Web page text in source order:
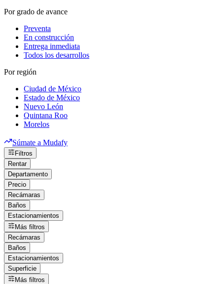
Por grado de avance
Preventa
En construcción
Entrega inmediata
Todos los desarrollos
Por región
Ciudad de México
Estado de México
Nuevo León
Quintana Roo
Morelos
Súmate a Mudafy
Filtros
Rentar
Departamento
Precio
Recámaras
Baños
Estacionamientos
Más filtros
Recámaras
Baños
Estacionamientos
Superficie
Más filtros